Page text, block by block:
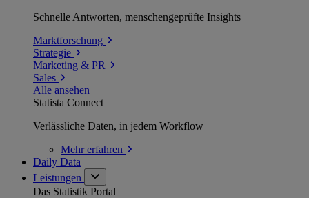
Schnelle Antworten, menschengeprüfte Insights
Marktforschung
Strategie
Marketing & PR
Sales
Alle ansehen
Statista Connect
Verlässliche Daten, in jedem Workflow
Mehrerfahren
Daily Data
Leistungen
Das Statistik Portal